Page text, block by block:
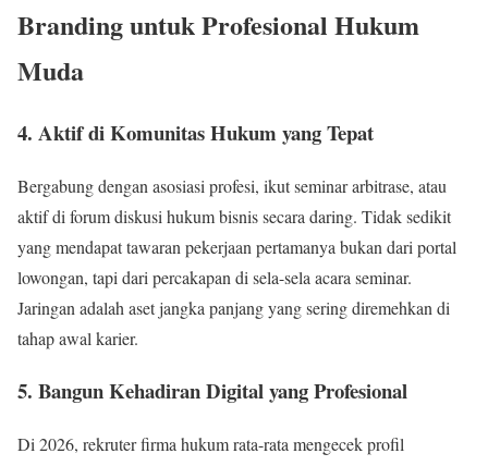
Branding untuk Profesional Hukum
Muda
4. Aktif di Komunitas Hukum yang Tepat
Bergabung dengan asosiasi profesi, ikut seminar arbitrase, atau
aktif di forum diskusi hukum bisnis secara daring. Tidak sedikit
yang mendapat tawaran pekerjaan pertamanya bukan dari portal
lowongan, tapi dari percakapan di sela-sela acara seminar.
Jaringan adalah aset jangka panjang yang sering diremehkan di
tahap awal karier.
5. Bangun Kehadiran Digital yang Profesional
Di 2026, rekruter firma hukum rata-rata mengecek profil